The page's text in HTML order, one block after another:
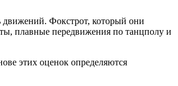
Фокстрот, который они
плавные передвижения по танцполу и
этих оценок определяются